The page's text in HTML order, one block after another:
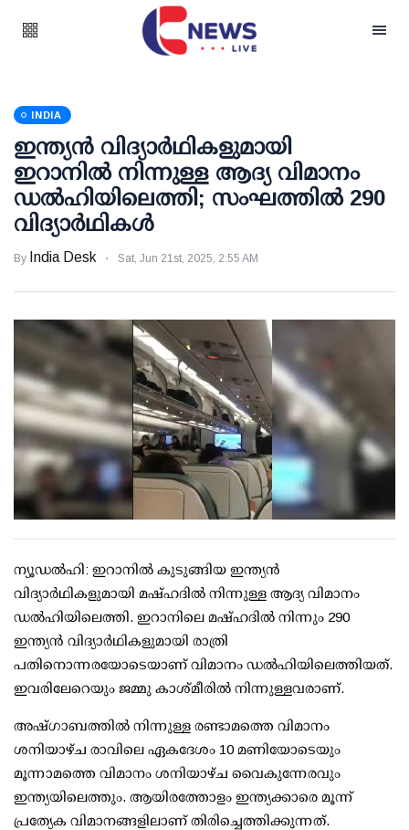
INDIA
ഇന്ത്യന്‍ വിദ്യാര്‍ഥികളുമായി
ഇറാനില്‍ നിന്നുള്ള ആദ്യ വിമാനം
ഡല്‍ഹിയിലെത്തി; സംഘത്തില്‍ 290
വിദ്യാര്‍ഥികള്‍
By India Desk Sat, Jun 21st, 2025, 2:55 AM
ന്യൂഡല്‍ഹി: ഇറാനില്‍ കുടുങ്ങിയ ഇന്ത്യന്‍
വിദ്യാര്‍ഥികളുമായി മഷ്ഹദില്‍ നിന്നുള്ള ആദ്യ വിമാനം
ഡല്‍ഹിയിലെത്തി. ഇറാനിലെ മഷ്ഹദില്‍ നിന്നും 290
ഇന്ത്യന്‍ വിദ്യാര്‍ഥികളുമായി രാത്രി
പതിനൊന്നരയോടെയാണ് വിമാനം ഡല്‍ഹിയിലെത്തിയത്.
ഇവരിലേറെയും ജമ്മു കാശ്മീരില്‍ നിന്നുള്ളവരാണ്.
അഷ്ഗാബത്തില്‍ നിന്നുള്ള രണ്ടാമത്തെ വിമാനം
ശനിയാഴ്ച രാവിലെ ഏകദേശം 10 മണിയോടെയും
മൂന്നാമത്തെ വിമാനം ശനിയാഴ്ച വൈകുന്നേരവും
ഇന്ത്യയിലെത്തും. ആയിരത്തോളം ഇന്ത്യക്കാരെ മൂന്ന്
പ്രത്യേക വിമാനങ്ങളിലാണ് തിരിച്ചെത്തിക്കുന്നത്.